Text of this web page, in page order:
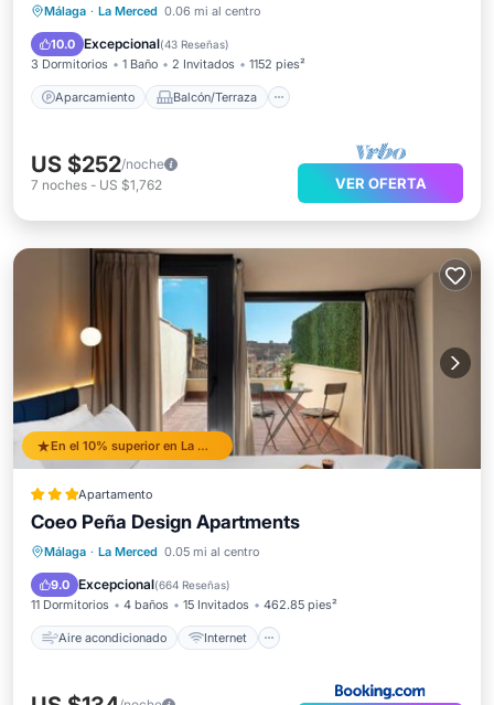
Málaga · La Merced 0.06 mi al centro
10.0 Excepcional(43 Reseñas)
3 Dormitorios 1 Baño 2 Invitados 1152 pies²
Aparcamiento Balcón/Terraza
Aparcamiento
Balcón/Terraza
Cocina
Aire acondicionado
US $252/noche
7 noches - US $1,762 VER OFERTA
En el 10% superior en La Merced
Apartamento
Coeo Peña Design Apartments
Málaga · La Merced 0.05 mi al centro
9.0 Excepcional(664 Reseñas)
11 Dormitorios 4 baños 15 Invitados 462.85 pies²
Aire acondicionado Internet
Aire acondicionado
Apto para niños